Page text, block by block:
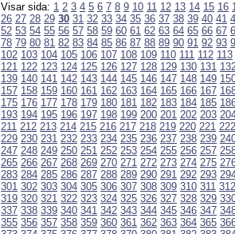
Visar sida: 1 2 3 4 5 6 7 8 9 10 11 12 13 14 15 16
26 27 28 29 30 31 32 33 34 35 36 37 38 39 40 41
52 53 54 55 56 57 58 59 60 61 62 63 64 65 66 67
78 79 80 81 82 83 84 85 86 87 88 89 90 91 92 93
102 103 104 105 106 107 108 109 110 111 112 113
121 122 123 124 125 126 127 128 129 130 131
139 140 141 142 143 144 145 146 147 148 149
157 158 159 160 161 162 163 164 165 166 167
175 176 177 178 179 180 181 182 183 184 185
193 194 195 196 197 198 199 200 201 202 203
211 212 213 214 215 216 217 218 219 220 221 222
229 230 231 232 233 234 235 236 237 238 239
247 248 249 250 251 252 253 254 255 256 257
265 266 267 268 269 270 271 272 273 274 275
283 284 285 286 287 288 289 290 291 292 293
301 302 303 304 305 306 307 308 309 310 311 312
319 320 321 322 323 324 325 326 327 328 329
337 338 339 340 341 342 343 344 345 346 347
355 356 357 358 359 360 361 362 363 364 365